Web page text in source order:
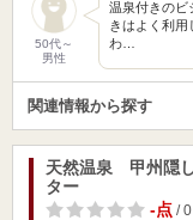
50代～
男性
温泉付きのビ
きはよく利
わ…
関連情報から探す
天然温泉 甲州隠
ター
-点/ 0